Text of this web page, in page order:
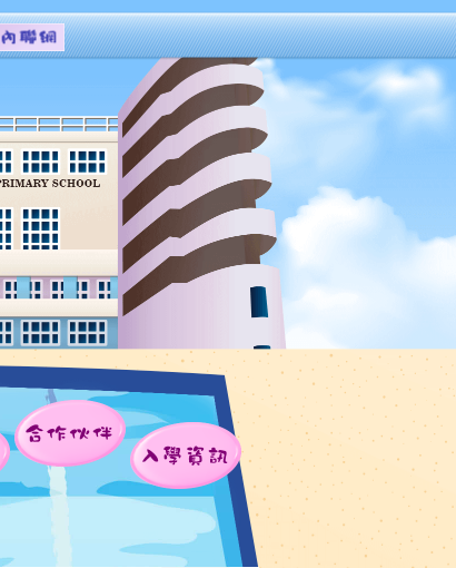
合作伙伴
入學資訊